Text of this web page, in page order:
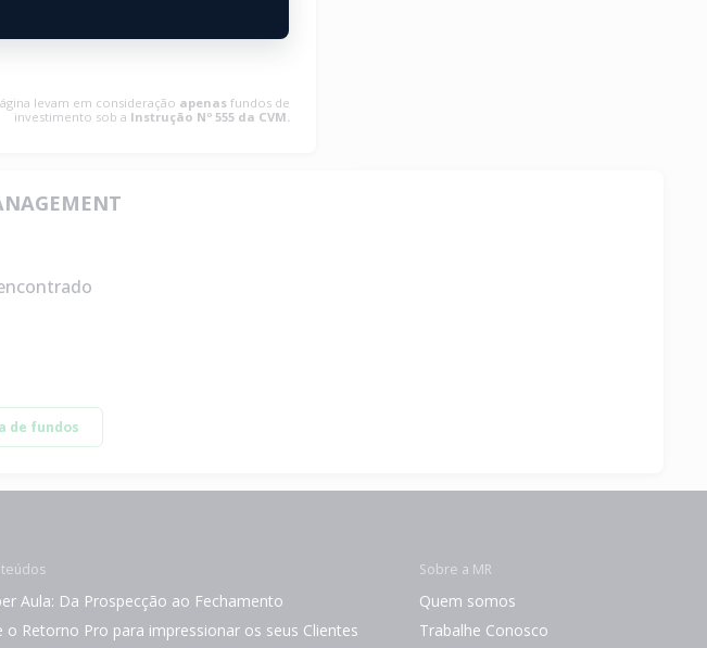
levam em consideração apenas fundos de
investimento sob a Instrução Nº 555 da CVM.
de fundos
Aula: Da Prospecção ao Fechamento
o Retorno Pro para impressionar os seus Clientes
Sobre a MR
Quem somos
Trabalhe Conosco